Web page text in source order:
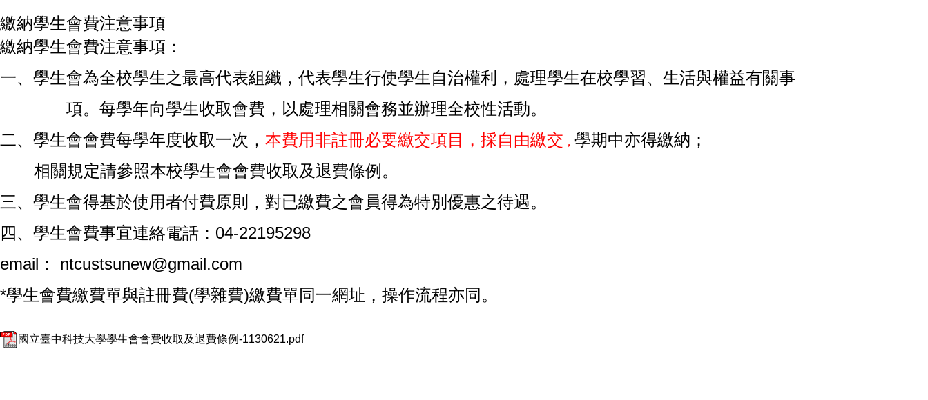
繳納學生會費注意事項
繳納學生會費注意事項：
一、 學生會為全校學生之最高代表組織，代表學生行使學生自治權利，處理學生在校學習、生活與權益有關事
項。每學年向學生收取會費，以處理相關會務並辦理全校性活動。
二、 學生會會費每學年度收取一次， 本費用非註冊必要繳交項目，採自由繳交 ， 學期中亦得繳納 ；
相關規定請參照本校學生會會費收取及退費條例。
三、 學生會得基於使用者付費原則，對已繳費之會員得為特別優惠之待遇。
四、學生會費事宜連絡電話： 04-22195298
email ： ntcustsunew@gmail.com
*學生會費繳費單與註冊費(學雜費)繳費單同一網址，操作流程亦同。
國立臺中科技大學學生會會費收取及退費條例-1130621.pdf